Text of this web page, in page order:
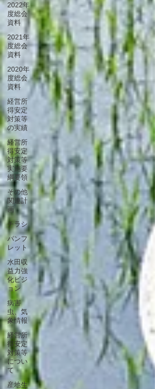
2022年
度総会
資料
2021年
度総会
資料
2020年
度総会
資料
経営所
得安定
対策等
の実績
経営所
得安定
対策等
実施要
綱要領
その他
関連計
画
チラシ
パンフ
レット
水田収
益力強
化ビジ
ョン
病害
虫、気
象情報
経営所
得安定
対策等
につい
て
産地生